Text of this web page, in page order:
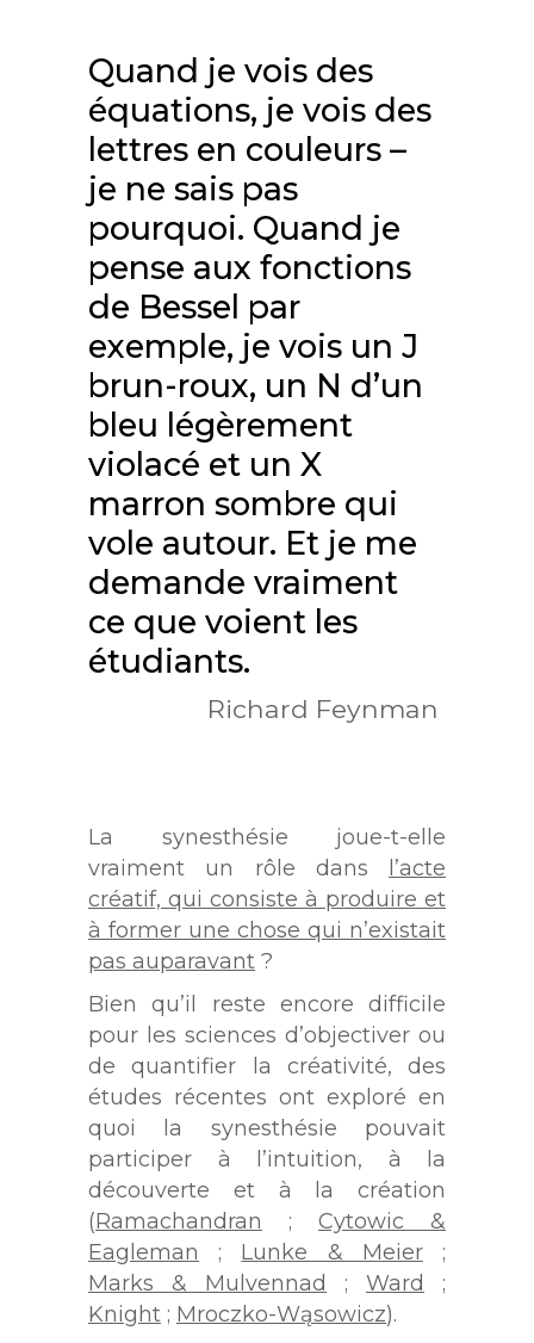
Quand je vois des
équations, je vois des
lettres en couleurs –
je ne sais pas
pourquoi. Quand je
pense aux fonctions
de Bessel par
exemple, je vois un J
brun-roux, un N d’un
bleu légèrement
violacé et un X
marron sombre qui
vole autour. Et je me
demande vraiment
ce que voient les
étudiants.
Richard Feynman
La synesthésie joue-t-elle
vraiment un rôle dans l’acte
créatif, qui consiste à produire et
à former une chose qui n’existait
pas auparavant ?
Bien qu’il reste encore difficile
pour les sciences d’objectiver ou
de quantifier la créativité, des
études récentes ont exploré en
quoi la synesthésie pouvait
participer à l’intuition, à la
découverte et à la création
(Ramachandran ; Cytowic &
Eagleman ; Lunke & Meier;
Marks & Mulvennad ; Ward ;
Knight ; Mroczko-Wąsowicz).